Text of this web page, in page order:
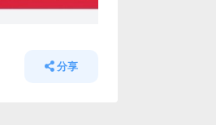
分享